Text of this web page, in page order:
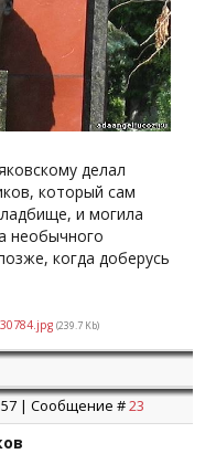
меня
лозунг, надо бы
в налог.
делал
который сам
и могила
необычного
когда доберусь
(239.7 Kb)
| Сообщение #23